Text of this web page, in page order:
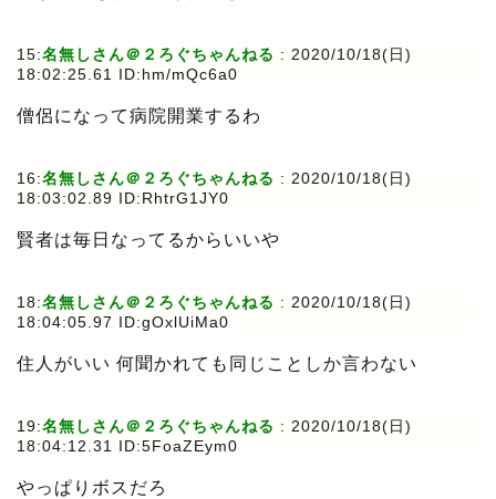
15:名無しさん＠２ろぐちゃんねる : 2020/10/18(日)
18:02:25.61 ID:hm/mQc6a0
僧侶になって病院開業するわ
16:名無しさん＠２ろぐちゃんねる : 2020/10/18(日)
18:03:02.89 ID:RhtrG1JY0
賢者は毎日なってるからいいや
18:名無しさん＠２ろぐちゃんねる : 2020/10/18(日)
18:04:05.97 ID:gOxlUiMa0
住人がいい 何聞かれても同じことしか言わない
19:名無しさん＠２ろぐちゃんねる : 2020/10/18(日)
18:04:12.31 ID:5FoaZEym0
やっぱりボスだろ